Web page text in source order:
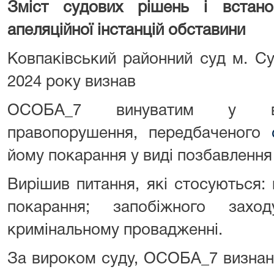
Зміст судових рішень і
апеляційної інстанцій обставини
Ковпаківський районний суд м.
2024 року визнав
ОСОБА_7 винуватим у
правопорушення, передбаченого
йому покарання у виді
Вирішив питання, які стосуються:
покарання; запобіжного
кримінальному провадженні.
За вироком суду, ОСОБА_7